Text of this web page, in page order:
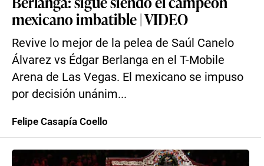
mexicano imbatible | VIDEO
Revive lo mejor de la pelea de Saúl Canelo
Álvarez vs Édgar Berlanga en el T-Mobile
Arena de Las Vegas. El mexicano se impuso
por decisión unánim...
Felipe Casapía Coello